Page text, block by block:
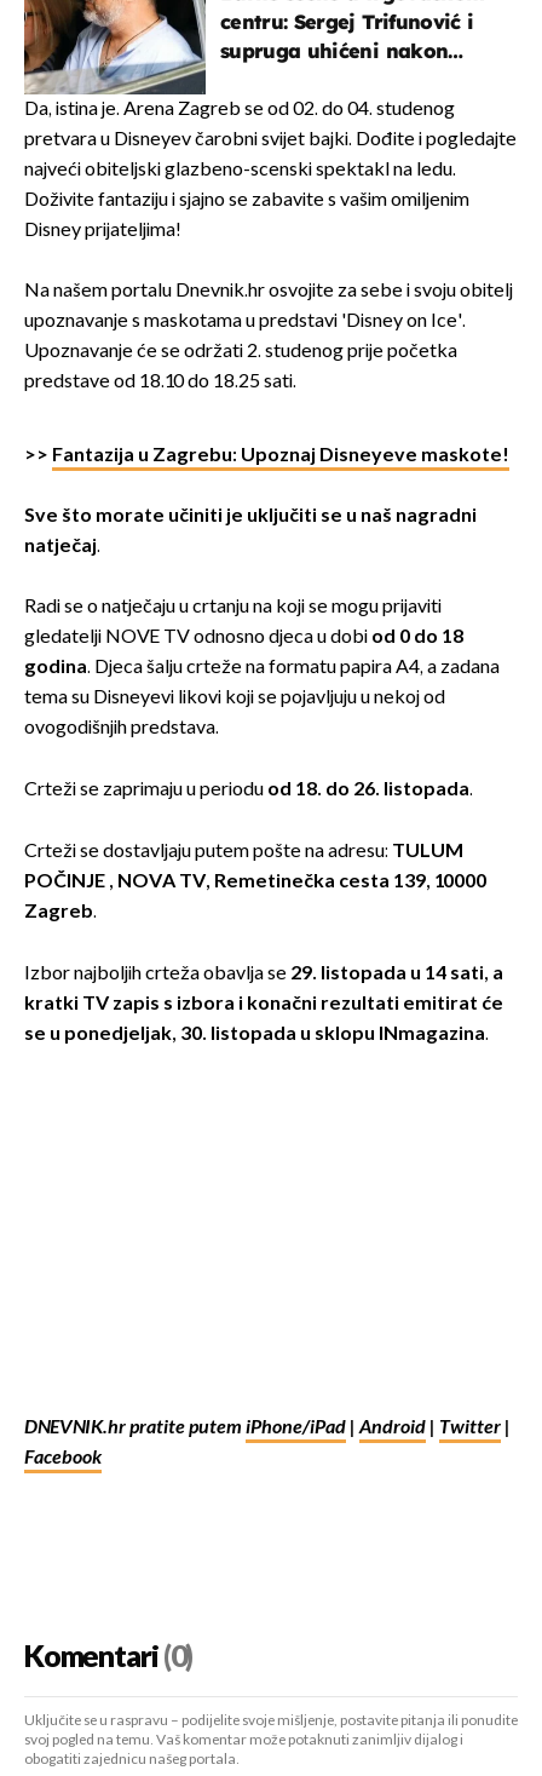
centru: Sergej Trifunović i
supruga uhićeni nakon
Da, istina je. Arena Zagreb se od 02. do 04. studenog
pretvara u Disneyev čarobni svijet bajki. Dođite i pogledajte
najveći obiteljski glazbeno-scenski spektakl na ledu.
Doživite fantaziju i sjajno se zabavite s vašim omiljenim
Disney prijateljima!
Na našem portalu Dnevnik.hr osvojite za sebe i svoju obitelj
upoznavanje s maskotama u predstavi 'Disney on Ice'.
Upoznavanje će se održati 2. studenog prije početka
predstave od 18.10 do 18.25 sati.
>> Fantazija u Zagrebu: Upoznaj Disneyeve maskote!
Sve što morate učiniti je uključiti se u naš nagradni
natječaj.
Radi se o natječaju u crtanju na koji se mogu prijaviti
gledatelji NOVE TV odnosno djeca u dobi od 0 do 18
godina. Djeca šalju crteže na formatu papira A4, a zadana
tema su Disneyevi likovi koji se pojavljuju u nekoj od
ovogodišnjih predstava.
Crteži se zaprimaju u periodu od 18. do 26. listopada.
Crteži se dostavljaju putem pošte na adresu: TULUM
POČINJE , NOVA TV, Remetinečka cesta 139, 10000
Zagreb.
Izbor najboljih crteža obavlja se 29. listopada u 14 sati, a
kratki TV zapis s izbora i konačni rezultati emitirat će
se u ponedjeljak, 30. listopada u sklopu INmagazina.
DNEVNIK.hr pratite putem iPhone/iPad |Android | Twitter |
Facebook
Komentari(0)
Uključite se u raspravu – podijelite svoje mišljenje, postavite pitanja ili ponudite
svoj pogled na temu. Vaš komentar može potaknuti zanimljiv dijalog i
obogatiti zajednicu našeg portala.